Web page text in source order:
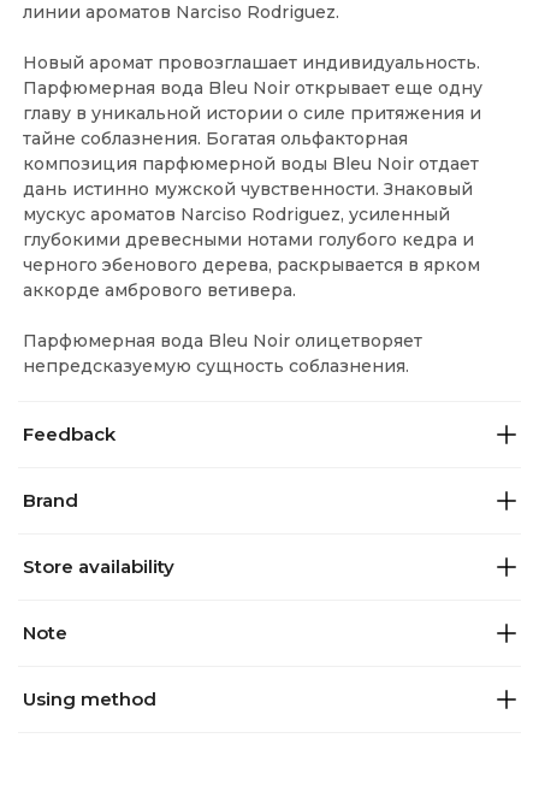
линии ароматов Narciso Rodriguez.
Новый аромат провозглашает индивидуальность.
Парфюмерная вода Bleu Noir открывает еще одну
главу в уникальной истории о силе притяжения и
тайне соблазнения. Богатая ольфакторная
композиция парфюмерной воды Bleu Noir отдает
дань истинно мужской чувственности. Знаковый
мускус ароматов Narciso Rodriguez, усиленный
глубокими древесными нотами голубого кедра и
черного эбенового дерева, раскрывается в ярком
аккорде амбрового ветивера.
Парфюмерная вода Bleu Noir олицетворяет
непредсказуемую сущность соблазнения.
Feedback
Brand
Store availability
Note
Using method